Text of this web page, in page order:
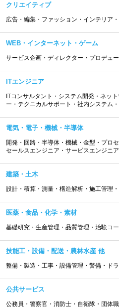
クリエイティブ
広告・編集・ファッション・インテリア
WEB・インターネット・ゲーム
サービス企画・ディレクター・プロデュ
ITエンジニア
ITコンサルタント・システム開発・ネッ
ー・テクニカルサポート・社内システム
電気・電子・機械・半導体
開発・回路・半導体・機械・金型・プロ
セールスエンジニア・サービスエンジニ
建築・土木
設計・積算・測量・構造解析・施工管理
医薬・食品・化学・素材
基礎研究・生産管理・品質管理・治験コ
技能工・設備・配送・農林水産 他
整備・製造・工事・設備管理・警備・ド
公共サービス
公務員・警察官・消防士・自衛隊・団体